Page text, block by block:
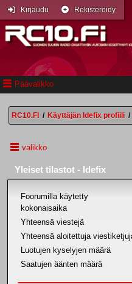
Päävalikko
Kirjaudu Rekisteröidy
RC10.FI / Käyttäjän Idefix profiili /
valikko
Yleiset tilastot - Idefix
Foorumilla käytetty
kokonaisaika
Yhteensä viestejä
Yhteensä aloitettuja
Luotujen kyselyjen määrä
Saatujen äänten määrä